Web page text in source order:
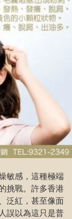
敏感，這種極端
挑戰。許多香港
泛紅，甚至像面
誤以為這只是普